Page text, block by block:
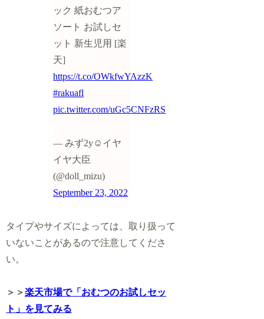
ック 紙おむつア
ソート お試しセ
ット 新生児用 [楽
天]
https://t.co/OWkfwYAzzK
#rakuafl
pic.twitter.com/uGc5CNFzRS
— みず2y☺︎︎イヤ
イヤ大臣
(@doll_mizu)
September 23, 2022
タイプやサイズによっては、取り扱って
いないことがあるので注意してくださ
い。
＞＞楽天市場で「おむつのお試しセッ
ト」を見てみる